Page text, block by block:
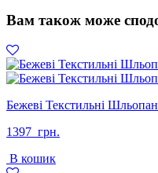
Вам також може
Бежеві Текстильні
1397 грн.
В кошик